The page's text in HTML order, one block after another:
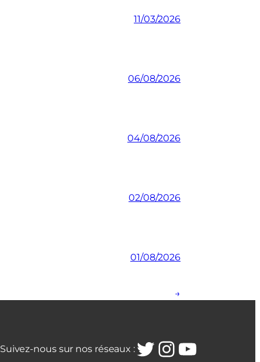
11/03/2026
06/08/2026
04/08/2026
02/08/2026
01/08/2026
→
Suivez-nous sur nos réseaux :Twitter